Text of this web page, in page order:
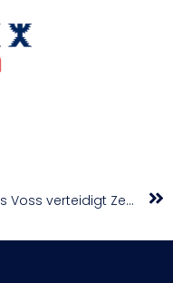
Niklas Voss verteidigt Zehnkampf-Staatsmeistertitel hauchdünn gegen Bruder Niklas